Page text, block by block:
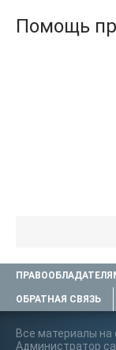
Помощь
ОБРАТНАЯ СВЯЗЬ
Все материалы на
Администратор